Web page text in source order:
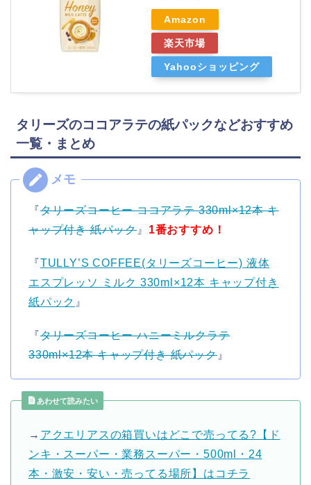
Amazon
楽天市場
Yahooショッピング
タリーズのココアラテの紙パックなどおすすめ
一覧・まとめ
『タリーズコーヒー ココアラテ 330ml×12本 キ
ャップ付き 紙パック 』 1番おすすめ！
『TULLY’S COFFEE(タリーズコーヒー) 液体
エスプレッソ ミルク 330ml×12本 キャップ付き
紙パック 』
『タリーズコーヒー ハニーミルクラテ
330ml×12本 キャップ付き 紙パック』
あわせて読みたい
→ アクエリアスの箱買いはどこで売ってる?【ド
ンキ・スーパー・業務スーパー・500ml・24
本・激安・安い・売ってる場所】はコチラ